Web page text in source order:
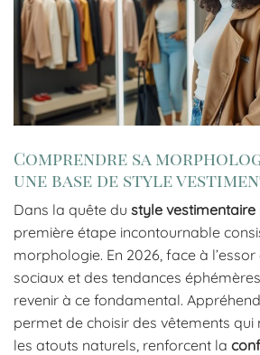
Comprendre sa
une base de style
Dans la quête du style vestimentaire
première étape incontournable
morphologie. En 2026, face à
sociaux et des tendances
revenir à ce fondamental.
permet de choisir des vêtements qui
les atouts naturels, renforcent la